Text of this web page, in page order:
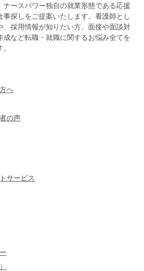
ナースパワー独自の就業形態である応援
事探しをご提案いたします。看護師とし
、採用情報が知りたい方、面接や面談対
成など転職・就職に関するお悩み全てを
へ
の声
サービス